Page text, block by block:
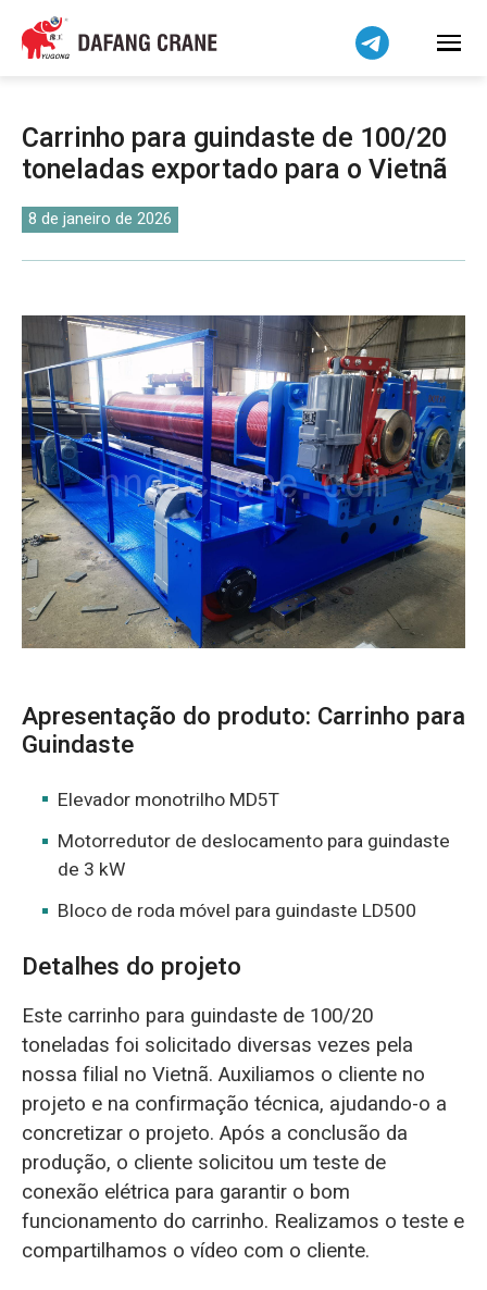
Carrinho para guindaste de 100/20
toneladas exportado para o Vietnã
8 de janeiro de 2026
Apresentação do produto: Carrinho para
Guindaste
Elevador monotrilho MD5T
Motorredutor de deslocamento para guindaste
de 3 kW
Bloco de roda móvel para guindaste LD500
Detalhes do projeto
Este carrinho para guindaste de 100/20
toneladas foi solicitado diversas vezes pela
nossa filial no Vietnã. Auxiliamos o cliente no
projeto e na confirmação técnica, ajudando-o a
concretizar o projeto. Após a conclusão da
produção, o cliente solicitou um teste de
conexão elétrica para garantir o bom
funcionamento do carrinho. Realizamos o teste e
compartilhamos o vídeo com o cliente.
Bahasa Indonesia
Bahasa Melayu
বাংলা
فارسی
Pilipino
اردو
Čeština
Беларуская мова
Kiswahili
Dansk
Norsk
O‘zbekcha